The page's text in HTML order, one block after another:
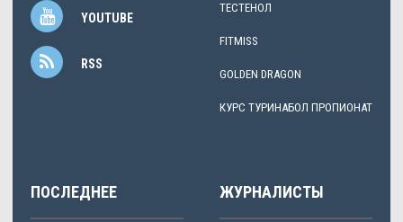
YOUTUBE
RSS
ТЕСТЕНОЛ
FITMISS
GOLDEN DRAGON
КУРС ТУРИНАБОЛ ПРОПИОНАТ
ПОСЛЕДНЕЕ ЖУРНАЛИСТЫ